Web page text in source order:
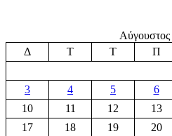
Δ
Τ Τ Π
3
4 5 6
10
11 12 13
17
18 19 20